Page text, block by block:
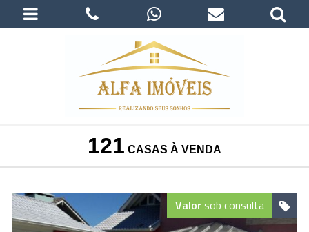
121 CASAS À VENDA
Valorsob consulta